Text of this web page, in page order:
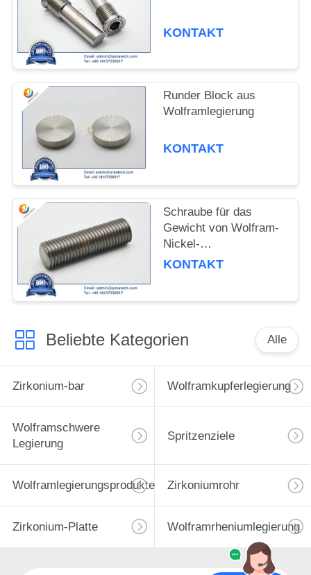
PRIVACY
POLICY
KONTAKT
Runder Block aus
Wolframlegierung
KONTAKT
Schraube für das
Gewicht von Wolfram-
Nickel-
Eisenlegierungen
KONTAKT
Beliebte Kategorien Alle
Zirkonium-bar Wolframkupferlegierung
Wolframschwere
Legierung
Spritzenziele
Wolframlegierungsprodukte Zirkoniumrohr
Zirkonium-Platte Wolframrheniumlegierung